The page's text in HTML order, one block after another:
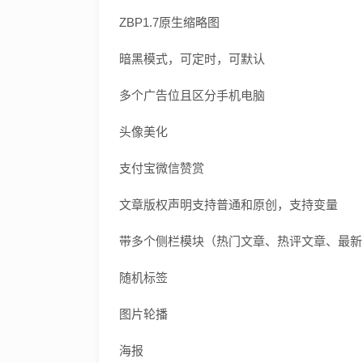
ZBP1.7原生缩略图
暗黑模式，可定时，可默认
多个广告位且区分手机电脑
头像美化
支付宝微信赞赏
文章版权声明支持普通和原创，支持变量
带多个侧栏模块（热门文章、热评文章、最新
随机标签
图片轮播
海报